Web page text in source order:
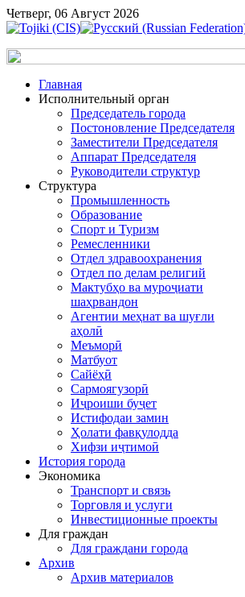
Четверг, 06 Август 2026
Главная
Исполнительный орган
Председатель города
Постоновление Председателя
Заместители Председателя
Аппарат Председателя
Руководители структур
Структура
Промышленность
Образование
Спорт и Туризм
Ремесленники
Отдел здравоохранения
Отдел по делам религий
Мактубҳо ва муроҷиати
шаҳрвандон
Агентии меҳнат ва шуғли
аҳолӣ
Меъморӣ
Матбуот
Сайёҳӣ
Сармоягузорӣ
Иҷроиши буҷет
Истифодаи замин
Ҳолати фавқулодда
Хифзи иҷтимоӣ
История города
Экономика
Транспорт и связь
Торговля и услуги
Инвестиционные проекты
Для граждан
Для граждани города
Архив
Архив материалов